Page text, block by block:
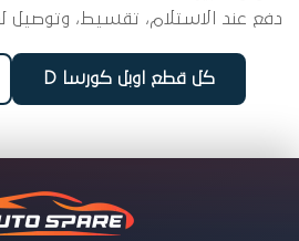
دفع عند الاستلام، تقسيط، وتوصيل
كل قطع اوبل كورسا D